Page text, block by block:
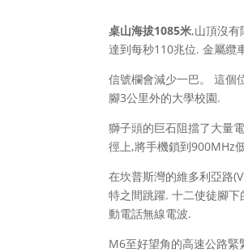
桌山海拔1085米,山頂沒
達到每秒110兆位. 金屬纜
信號欄會減少一巴。 這個
腳3公里外的大學校園.
獅子頭的巨石阻擋了大量
徑上,將手機鎖到900MHz
在坎普斯灣的維多利亞路
特之間跳躍. 十二使徒腳
動電話無線電波.
M6至好望角的高速公路